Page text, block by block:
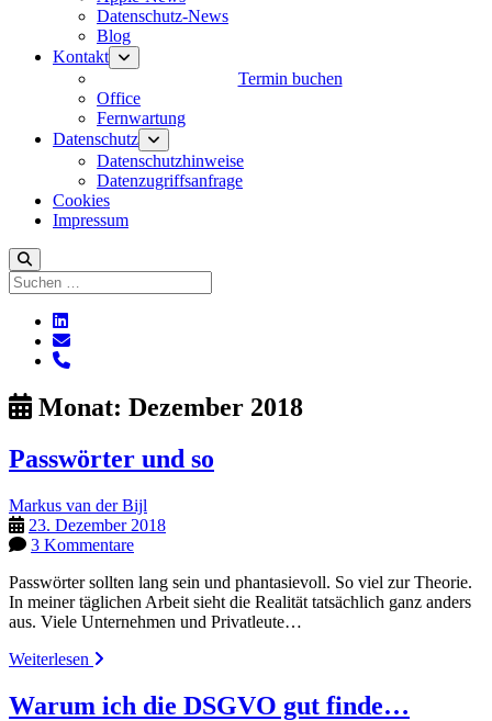
Datenschutz-News
Blog
Kontakt Menü
öffnen
Termin buchen
Office
Fernwartung
Datenschutz Menü
öffnen
Datenschutzhinweise
Datenzugriffsanfrage
Cookies
Impressum
Suchen
linkedin
E-
Mail
phone
Monat: Dezember 2018
Passwörter und so
Markus van der Bijl
23. Dezember 2018
3 Kommentare
Passwörter sollten lang sein und phantasievoll. So viel zur Theorie.
In meiner täglichen Arbeit sieht die Realität tatsächlich ganz anders
aus. Viele Unternehmen und Privatleute…
Weiterlesen Passwörter
Warum ich die DSGVO gut finde…